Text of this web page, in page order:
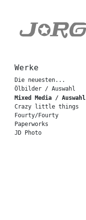
Werke
Die neuesten...
Ölbilder / Auswahl
Mixed Media / Auswahl
Crazy little things
Fourty/Fourty
Paperworks
JD Photo